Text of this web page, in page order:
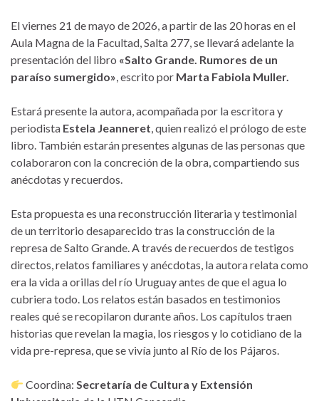
El viernes 21 de mayo de 2026, a partir de las 20 horas en el
Aula Magna de la Facultad, Salta 277, se llevará adelante la
presentación del libro «Salto Grande. Rumores de un
paraíso sumergido», escrito por Marta Fabiola Muller.
Estará presente la autora, acompañada por la escritora y
periodista Estela Jeanneret, quien realizó el prólogo de este
libro. También estarán presentes algunas de las personas que
colaboraron con la concreción de la obra, compartiendo sus
anécdotas y recuerdos.
Esta propuesta es una reconstrucción literaria y testimonial
de un territorio desaparecido tras la construcción de la
represa de Salto Grande. A través de recuerdos de testigos
directos, relatos familiares y anécdotas, la autora relata como
era la vida a orillas del río Uruguay antes de que el agua lo
cubriera todo. Los relatos están basados en testimonios
reales qué se recopilaron durante años. Los capítulos traen
historias que revelan la magia, los riesgos y lo cotidiano de la
vida pre-represa, que se vivía junto al Río de los Pájaros.
Coordina:Secretaría de Cultura y Extensión